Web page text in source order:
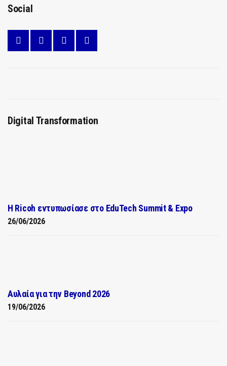
Social
Digital Transformation
Η Ricoh εντυπωσίασε στο EduTech Summit & Expo
26/06/2026
Αυλαία για την Beyond 2026
19/06/2026